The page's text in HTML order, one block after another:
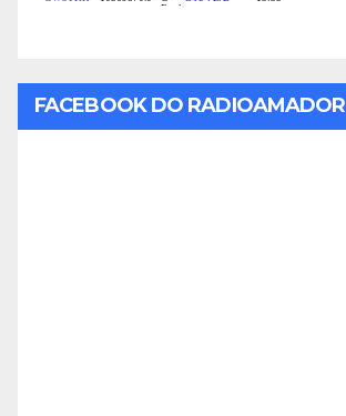
FACEBOOK DO RADIOAMADOR